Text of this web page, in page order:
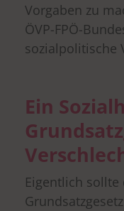
Vorgaben zu
ÖVP-FPÖ-
sozialpolitische
Ein
Eigentlich sollte